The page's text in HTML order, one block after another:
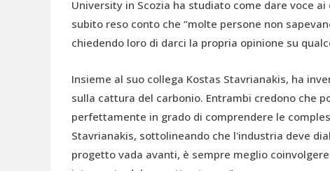
University in Scozia ha studiato come dare voce
subito reso conto che “molte persone non
chiedendo loro di darci la propria opinione su
Insieme al suo collega Kostas Stavrianakis, ha
sulla cattura del carbonio. Entrambi credono che
perfettamente in grado di comprendere le
Stavrianakis, sottolineando che l'industria deve
progetto vada avanti, è sempre meglio